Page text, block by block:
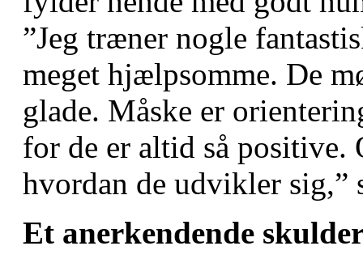
”Jeg træner nogle
meget hjælpsomme. De
glade. Måske er
for de er altid så positive.
hvordan de udvikler sig,”
Et anerkendende